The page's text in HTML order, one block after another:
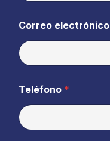
Correo electrónico
Teléfono *